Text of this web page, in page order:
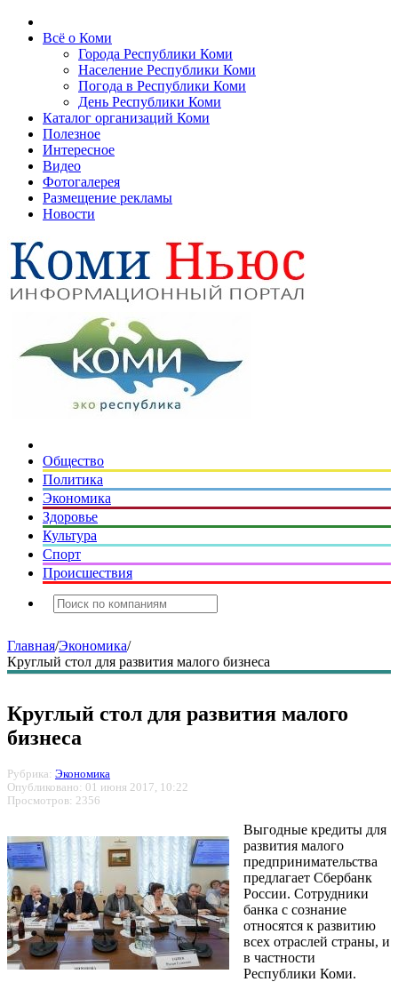
Всё о Коми
Города Республики Коми
Население Республики Коми
Погода в Республики Коми
День Республики Коми
Каталог организаций Коми
Полезное
Интересное
Видео
Фотогалерея
Размещение рекламы
Новости
Общество
Политика
Экономика
Здоровье
Культура
Спорт
Происшествия
Главная/Экономика/
Круглый стол для развития малого бизнеса
Круглый стол для развития малого
бизнеса
Рубрика: Экономика
Опубликовано: 01 июня 2017, 10:22
Просмотров: 2356
Выгодные кредиты для
развития малого
предпринимательства
предлагает Сбербанк
России. Сотрудники
банка с сознание
относятся к развитию
всех отраслей страны, и
в частности
Республики Коми.